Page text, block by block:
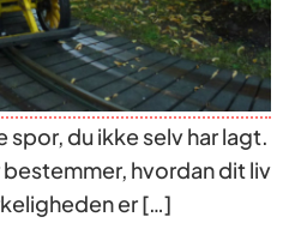
spor, du ikke selv har lagt.
hvordan dit liv
er […]